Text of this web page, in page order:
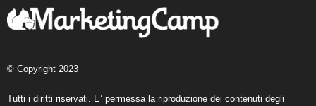
© Copyright 2023
Tutti i diritti riservati. E’ permessa la riproduzione dei contenuti degli